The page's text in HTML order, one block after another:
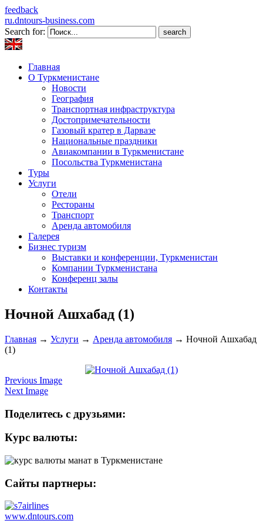
feedback
ru.dntours-business.com
Search for:
Главная
О Туркменистане
Новости
География
Транспортная инфраструктура
Достопримечательности
Газовый кратер в Дарвазе
Национальные праздники
Авиакомпании в Туркменистане
Посольства Туркменистана
Туры
Услуги
Отели
Рестораны
Транспорт
Аренда автомобиля
Галерея
Бизнес туризм
Выставки и конференции, Туркменистан
Компании Туркменистана
Конференц залы
Контакты
Ночной Ашхабад (1)
Главная → Услуги → Аренда автомобиля → Ночной Ашхабад
(1)
Previous Image
Next Image
Поделитесь с друзьями:
Курс валюты:
Сайты партнеры:
www.dntours.com